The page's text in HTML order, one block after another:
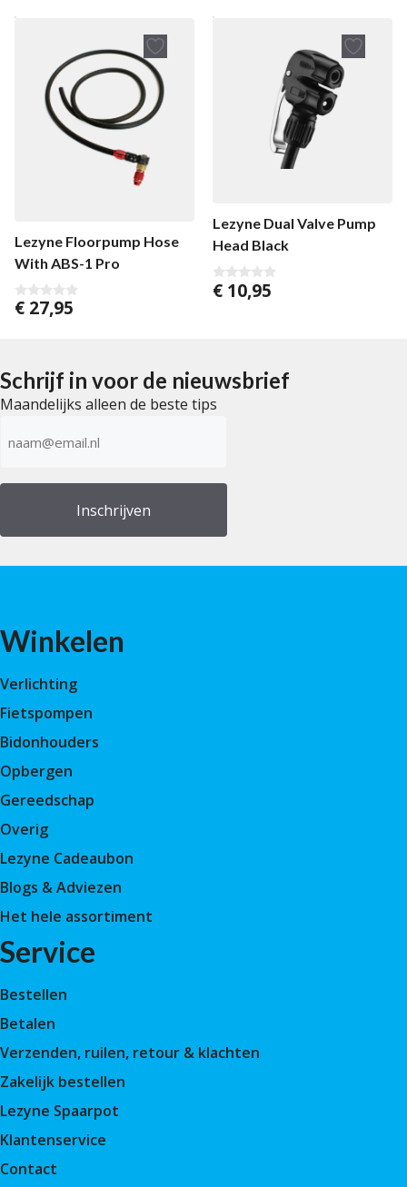
n
n
Lezyne Floorpump Hose
With ABS-1 Pro
0
€ 27,95
Lezyne Dual Valve Pump
Head Black
0
€ 10,95
Schrijf in voor de nieuwsbrief
Maandelijks alleen de beste tips
mailadres
Winkelen
Verlichting
Fietspompen
Bidonhouders
Opbergen
Gereedschap
Overig
Lezyne Cadeaubon
Blogs & Adviezen
Het hele assortiment
Service
Bestellen
Betalen
Verzenden, ruilen, retour & klachten
Zakelijk bestellen
Lezyne Spaarpot
Klantenservice
Contact